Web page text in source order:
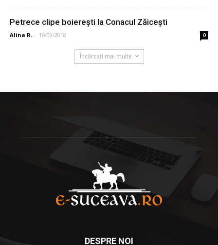
Petrece clipe boierești la Conacul Zăicești
Alina R. - 16/09/2018 0
Încărcați mai multe
DESPRE NOI